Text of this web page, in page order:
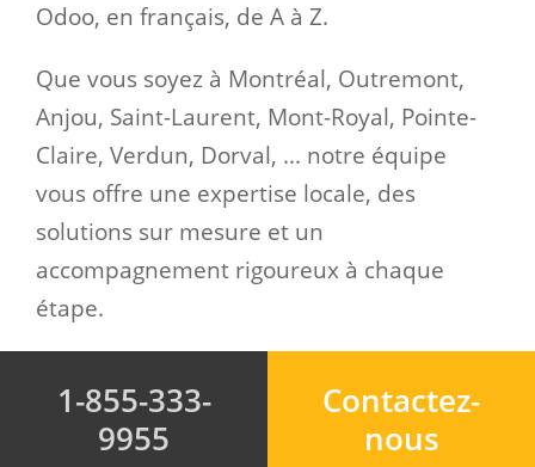
Odoo, en français, de A à Z.
Que vous soyez à Montréal, Outremont,
Anjou, Saint-Laurent, Mont-Royal, Pointe-
Claire, Verdun, Dorval, ... notre équipe
vous offre une expertise locale, des
solutions sur mesure et un
accompagnement rigoureux à chaque
étape.
1-855-333-
9955
Contactez-
nous